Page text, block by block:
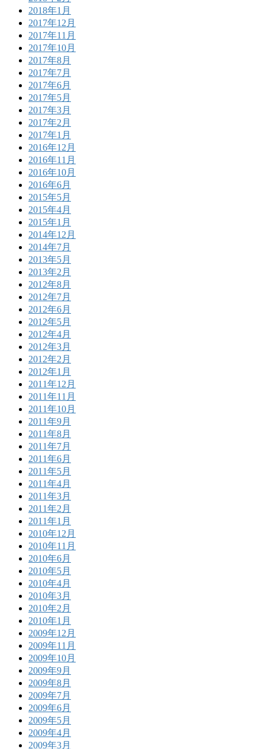
2018年1月
2017年12月
2017年11月
2017年10月
2017年8月
2017年7月
2017年6月
2017年5月
2017年3月
2017年2月
2017年1月
2016年12月
2016年11月
2016年10月
2016年6月
2015年5月
2015年4月
2015年1月
2014年12月
2014年7月
2013年5月
2013年2月
2012年8月
2012年7月
2012年6月
2012年5月
2012年4月
2012年3月
2012年2月
2012年1月
2011年12月
2011年11月
2011年10月
2011年9月
2011年8月
2011年7月
2011年6月
2011年5月
2011年4月
2011年3月
2011年2月
2011年1月
2010年12月
2010年11月
2010年6月
2010年5月
2010年4月
2010年3月
2010年2月
2010年1月
2009年12月
2009年11月
2009年10月
2009年9月
2009年8月
2009年7月
2009年6月
2009年5月
2009年4月
2009年3月